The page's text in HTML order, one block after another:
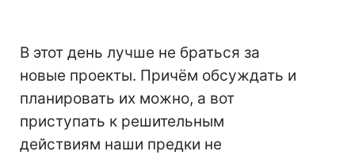
В этот день лучше не браться за
новые проекты. Причём обсуждать и
планировать их можно, а вот
приступать к решительным
действиям наши предки не